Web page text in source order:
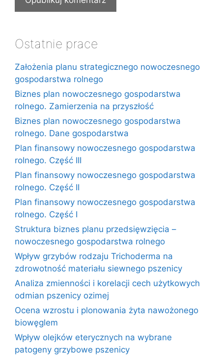
Ostatnie prace
Założenia planu strategicznego nowoczesnego
gospodarstwa rolnego
Biznes plan nowoczesnego gospodarstwa
rolnego. Zamierzenia na przyszłość
Biznes plan nowoczesnego gospodarstwa
rolnego. Dane gospodarstwa
Plan finansowy nowoczesnego gospodarstwa
rolnego. Część III
Plan finansowy nowoczesnego gospodarstwa
rolnego. Część II
Plan finansowy nowoczesnego gospodarstwa
rolnego. Część I
Struktura biznes planu przedsięwzięcia –
nowoczesnego gospodarstwa rolnego
Wpływ grzybów rodzaju Trichoderma na
zdrowotność materiału siewnego pszenicy
Analiza zmienności i korelacji cech użytkowych
odmian pszenicy ozimej
Ocena wzrostu i plonowania żyta nawożonego
biowęglem
Wpływ olejków eterycznych na wybrane
patogeny grzybowe pszenicy